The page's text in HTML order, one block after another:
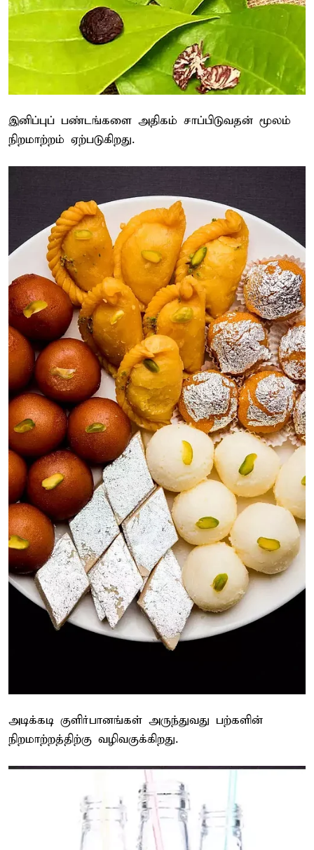
இனிப்புப் பண்டங்களை அதிகம் சாப்பிடுவதன் மூலம்
நிறமாற்றம் ஏற்படுகிறது.
அடிக்கடி குளிர்பானங்கள் அருந்துவது பற்களின்
நிறமாற்றத்திற்கு வழிவகுக்கிறது.